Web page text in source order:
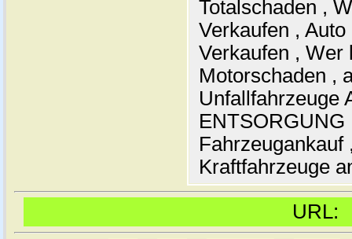
Totalschaden ,
Verkaufen ,
Verkaufen , Wer
Motorschaden ,
Unfallfahrzeuge
ENTSORGUNG
Fahrzeugankauf
Kraftfahrzeuge